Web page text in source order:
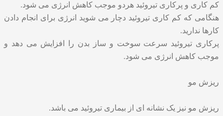
کم کاری و پرکاری تیروئید هردو موجب کاهش انرژی می شود.
هنگامی که کم کاری تیروئید دچار می شوید انرژی برای انجام دادن
کارها ندارید.
پرکاری تیروئید سرعت سوخت و ساز بدن را افزایش می دهد و
موجب کاهش انرژی می شود.
ریزش مو
ریزش مو نیز یک نشانه ای از بیماری تیروئید می باشد.